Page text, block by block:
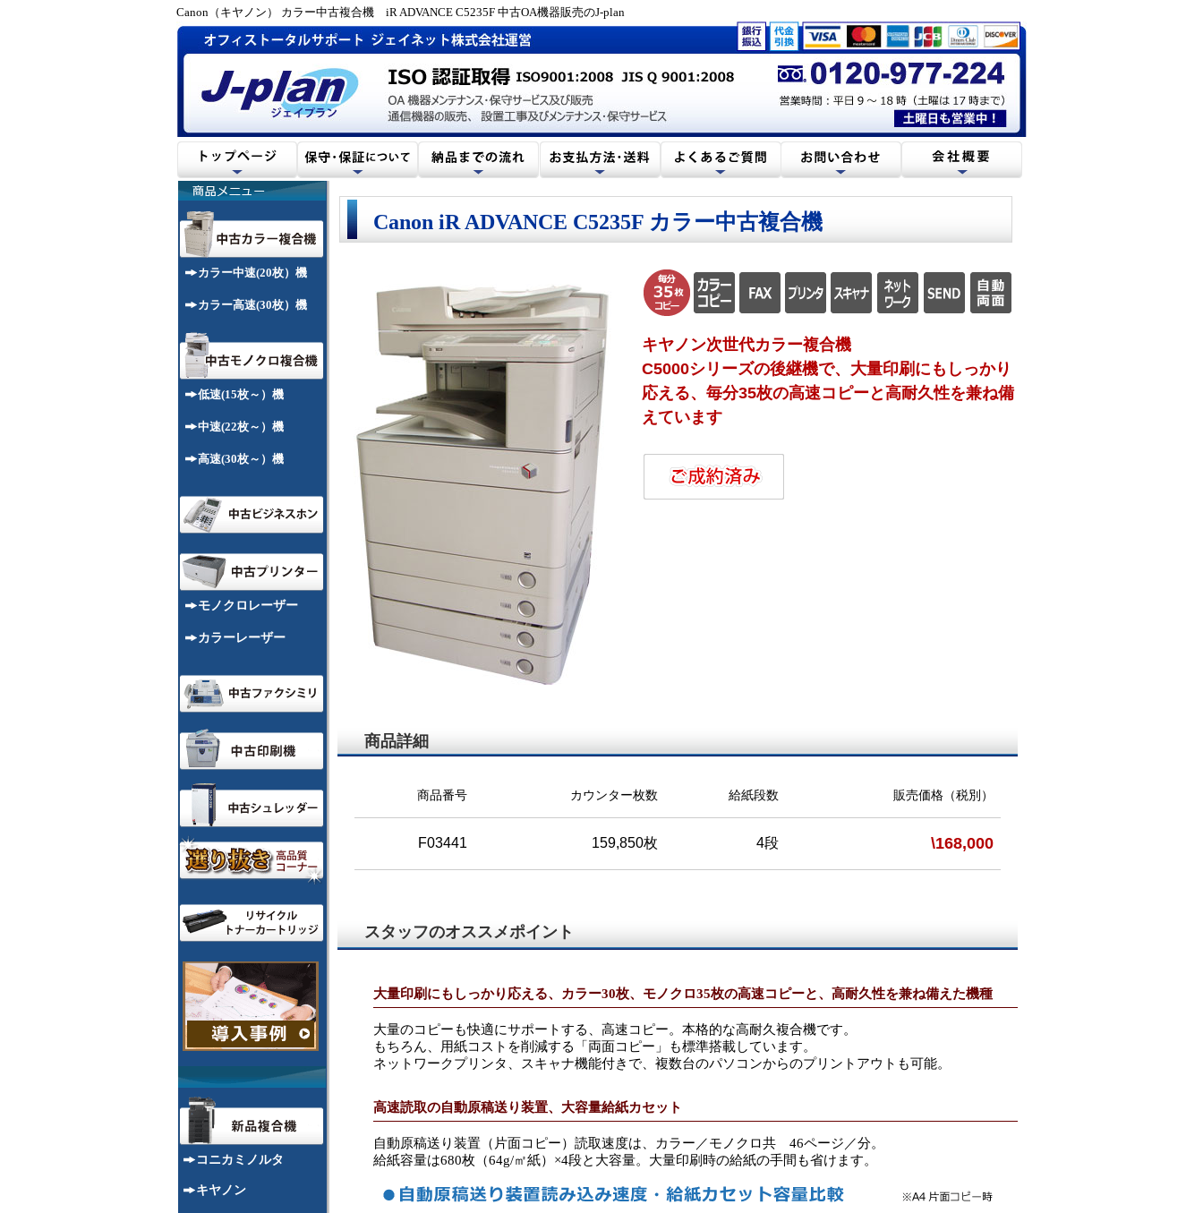
Canon（キヤノン） カラー中古複合機 iR ADVANCE C5235F 中古OA機器販売のJ-plan
カラー中速(20枚）機
カラー高速(30枚）機
低速(15枚～）機
中速(22枚～）機
高速(30枚～）機
モノクロレーザー
カラーレーザー
コニカミノルタ
キヤノン
Canon iR ADVANCE C5235F カラー中古複合機
キヤノン次世代カラー複合機
C5000シリーズの後継機で、大量印刷にもしっかり
応える、毎分35枚の高速コピーと高耐久性を兼ね備
えています
商品詳細
商品番号 カウンター枚数 給紙段数 販売価格（税別）
F03441 159,850枚 4段 \168,000
スタッフのオススメポイント
大量印刷にもしっかり応える、カラー30枚、モノクロ35枚の高速コピーと、高耐久性を兼ね備えた機種
大量のコピーも快適にサポートする、高速コピー。本格的な高耐久複合機です。
もちろん、用紙コストを削減する「両面コピー」も標準搭載しています。
ネットワークプリンタ、スキャナ機能付きで、複数台のパソコンからのプリントアウトも可能。
高速読取の自動原稿送り装置、大容量給紙カセット
自動原稿送り装置（片面コピー）読取速度は、カラー／モノクロ共 46ページ／分。
給紙容量は680枚（64g/㎡紙）×4段と大容量。大量印刷時の給紙の手間も省けます。